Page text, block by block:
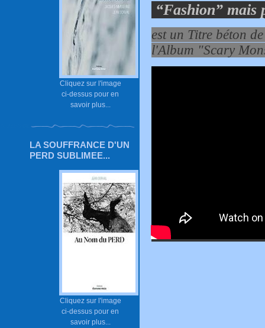
Cliquez sur l'image
ci-dessus pour en
savoir plus...
LA SOUFFRANCE D'UN
PERD SUBLIMEE...
Cliquez sur l'image
ci-dessus pour en
savoir plus...
“Fashion” mais
est un Titre béton
l'Album "Scary